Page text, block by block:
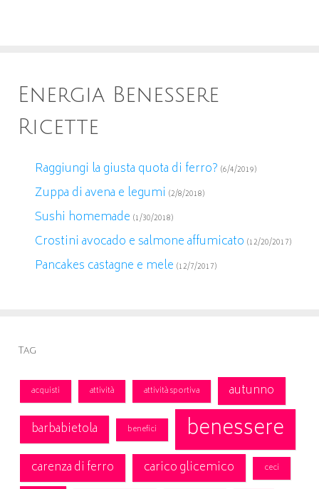
Energia Benessere
Ricette
Raggiungi la giusta quota di ferro? (6/4/2019)
Zuppa di avena e legumi (2/8/2018)
Sushi homemade (1/30/2018)
Crostini avocado e salmone affumicato (12/20/2017)
Pancakes castagne e mele (12/7/2017)
Tag
acquisti attività attività sportiva
autunno
barbabietola
benefici benessere
carenza di ferro carico glicemico ceci